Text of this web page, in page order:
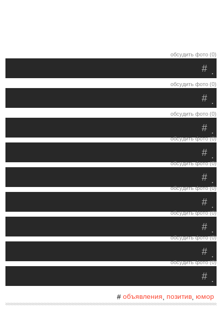
обсудить фото (0)
.
#
обсудить фото (0)
.
#
обсудить фото (0)
.
#
обсудить фото (0)
.
#
обсудить фото (0)
.
#
обсудить фото (0)
.
#
обсудить фото (0)
.
#
обсудить фото (0)
.
#
обсудить фото (0)
.
#
# объявления позитив, юмор